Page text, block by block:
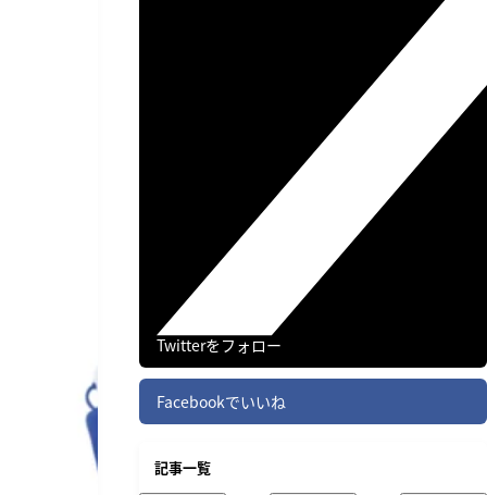
Twitterをフォロー
Facebookでいいね
記事一覧